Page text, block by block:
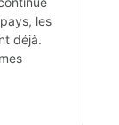
les
déjà.